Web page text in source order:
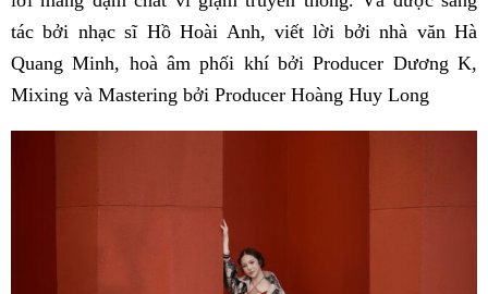
tác bởi nhạc sĩ Hồ Hoài Anh, viết lời bởi nhà văn Hà
Quang Minh, hoà âm phối khí bởi Producer Dương K,
Mixing và Mastering bởi Producer Hoàng Huy Long